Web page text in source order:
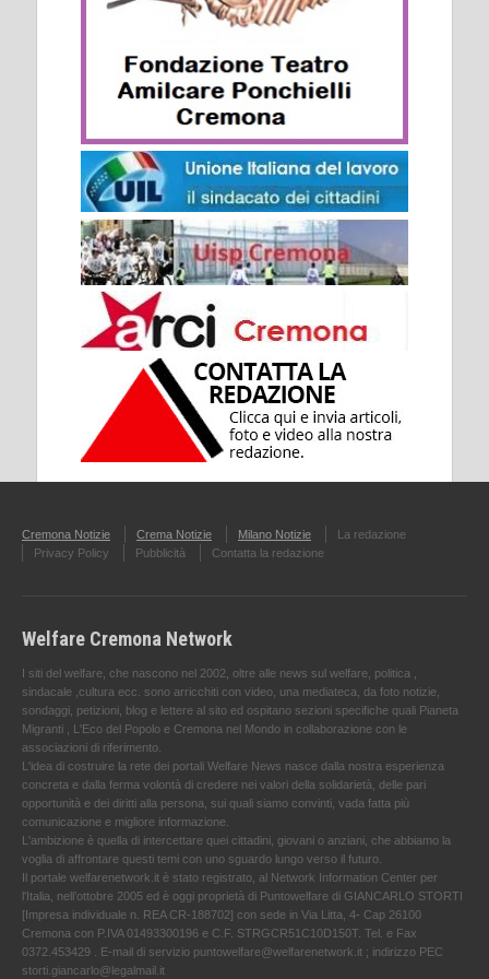
Cremona Notizie Crema Notizie Milano Notizie
La redazione
Privacy Policy
Pubblicità Contatta la redazione
Welfare Cremona Network
I siti del welfare, che nascono nel 2002, oltre alle news sul welfare, politica ,
sindacale ,cultura ecc. sono arricchiti con video, una mediateca, da foto notizie,
sondaggi, petizioni, blog e lettere al sito ed ospitano sezioni specifiche quali Pianeta
Migranti , L'Eco del Popolo e Cremona nel Mondo in collaborazione con le
associazioni di riferimento.
L'idea di costruire la rete dei portali Welfare News nasce dalla nostra esperienza
concreta e dalla ferma volontà di credere nei valori della solidarietà, delle pari
opportunità e dei diritti alla persona, sui quali siamo convinti, vada fatta più
comunicazione e migliore informazione.
L'ambizione è quella di intercettare quei cittadini, giovani o anziani, che abbiamo la
voglia di affrontare questi temi con uno sguardo lungo verso il futuro.
Il portale welfarenetwork.it è stato registrato, al Network Information Center per
l'Italia, nell’ottobre 2005 ed è oggi proprietà di Puntowelfare di GIANCARLO STORTI
[Impresa individuale n. REA CR-188702] con sede in Via Litta, 4- Cap 26100
Cremona con P.IVA 01493300196 e C.F. STRGCR51C10D150T. Tel. e Fax
0372.453429 . E-mail di servizio puntowelfare@welfarenetwork.it ; indirizzo PEC
storti.giancarlo@legalmail.it